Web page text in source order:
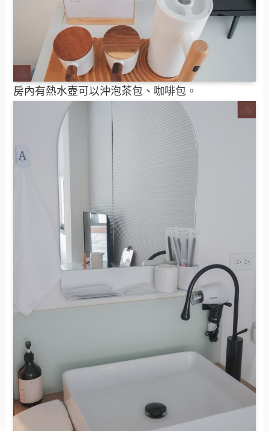
房內有熱水壺可以沖泡茶包、咖啡包。